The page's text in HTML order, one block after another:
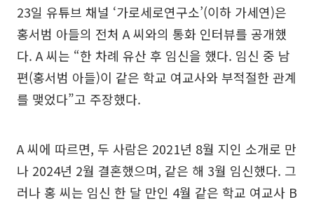
23일 유튜브 채널 ‘가로세로연구소’(이하 가세연)은
홍서범 아들의 전처 A 씨와의 통화 인터뷰를 공개했
다. A 씨는 “한 차례 유산 후 임신을 했다. 임신 중 남
편(홍서범 아들)이 같은 학교 여교사와 부적절한 관계
를 맺었다”고 주장했다.
A 씨에 따르면, 두 사람은 2021년 8월 지인 소개로 만
나 2024년 2월 결혼했으며, 같은 해 3월 임신했다. 그
러나 홍 씨는 임신 한 달 만인 4월 같은 학교 여교사 B